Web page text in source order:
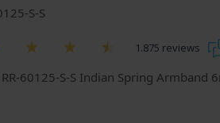
S-S
1.875 reviews
RR-60125-S-S Indian Spring Armband